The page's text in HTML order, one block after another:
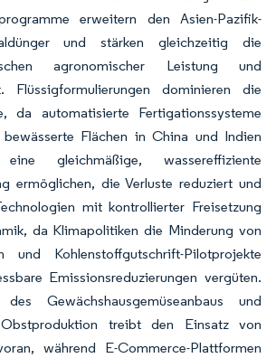
erweitern den Asien-Pazifik-
und stärken gleichzeitig die
agronomischer Leistung und
Flüssigformulierungen dominieren die
da automatisierte Fertigationssysteme
Flächen in China und Indien
gleichmäßige, wassereffiziente
ermöglichen, die Verluste reduziert und
mit kontrollierter Freisetzung
da Klimapolitiken die Minderung von
und Kohlenstoffgutschrift-Pilotprojekte
Emissionsreduzierungen vergüten.
Gewächshausgemüseanbaus und
treibt den Einsatz von
während E-Commerce-Plattformen